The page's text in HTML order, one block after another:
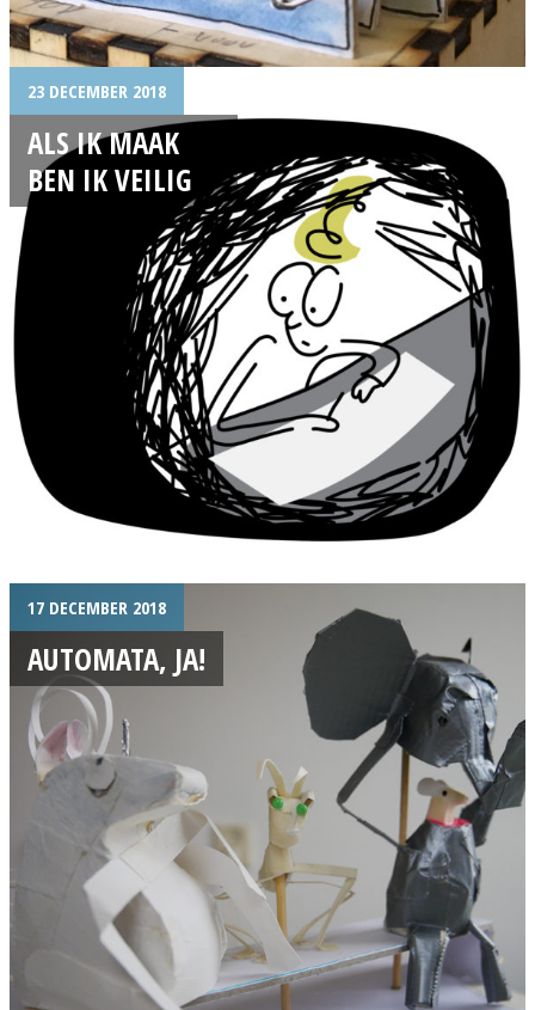
23 DECEMBER 2018
ALS IK MAAK
BEN IK VEILIG
17 DECEMBER 2018
AUTOMATA, JA!